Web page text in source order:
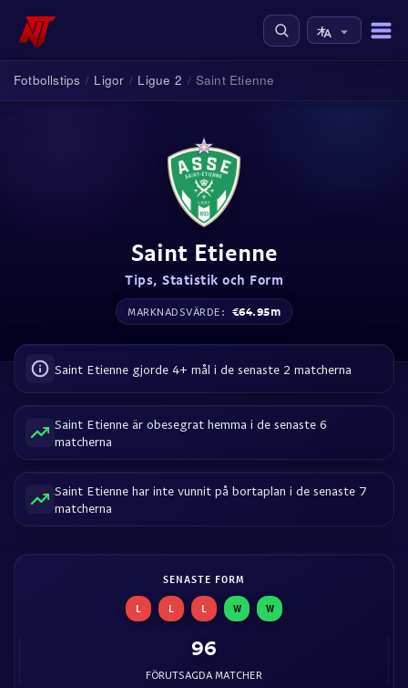
Fotbollstips / Ligor / Ligue 2 / Saint Etienne
Saint Etienne
Tips, Statistik och Form
MARKNADSVÄRDE: €64.95m
Saint Etienne gjorde 4+ mål i de senaste 2 matcherna
Saint Etienne är obesegrat hemma i de senaste 6
matcherna
Saint Etienne har inte vunnit på bortaplan i de senaste 7
matcherna
SENASTE FORM
L L L W W
96
FÖRUTSAGDA MATCHER